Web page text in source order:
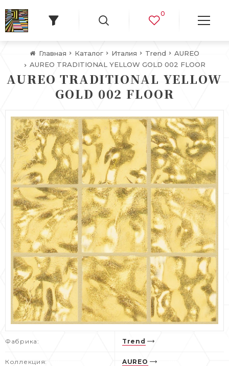
0
Главная Каталог Италия Trend
AUREO
AUREO TRADITIONAL YELLOW GOLD 002 FLOOR
AUREO TRADITIONAL YELLOW
GOLD 002 FLOOR
Фабрика: Trend
Коллекция: AUREO